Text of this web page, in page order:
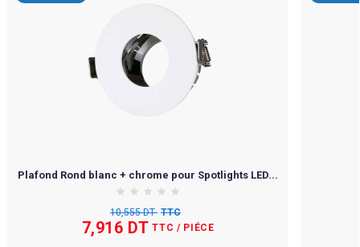
Plafond Rond blanc + chrome pour Spotlights LED...
10,555 DT TTC
7,916 DT TTC / PIÉCE